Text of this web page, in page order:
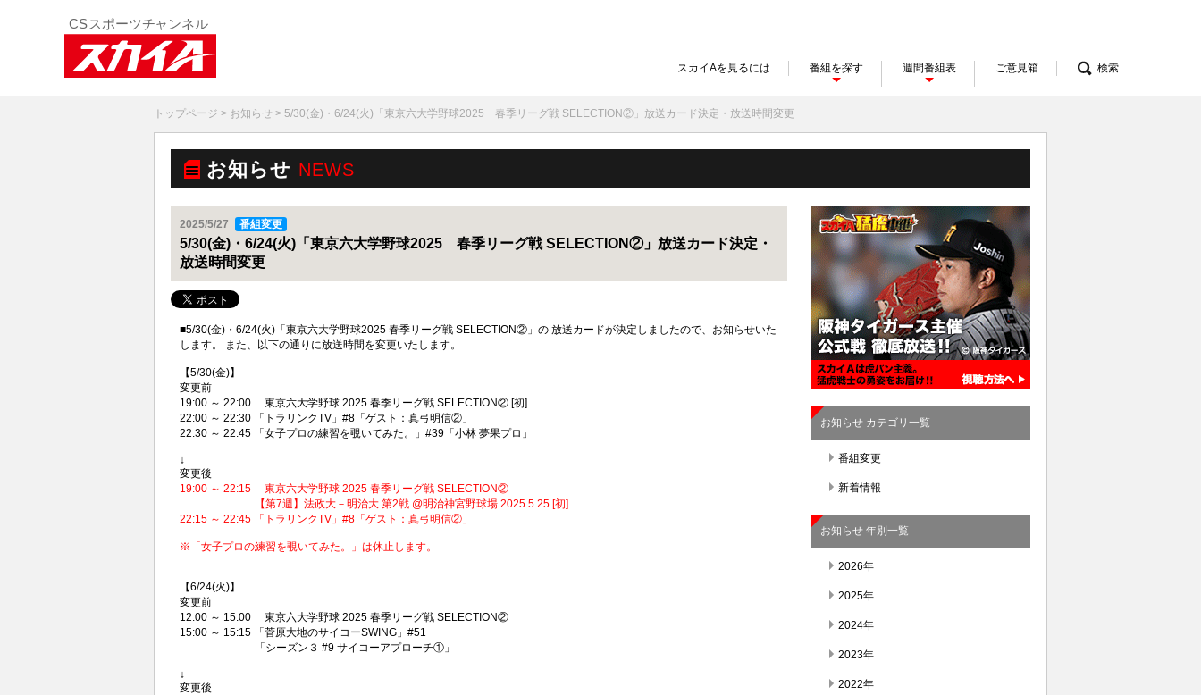
スカイAを見るには 番組を探す 週間番組表 ご意見箱 検索
トップページ > お知らせ > 5/30(金)・6/24(火)「東京六大学野球2025 春季リーグ戦 SELECTION②」放送カード決定・放送時間変更
お知らせ NEWS
2025/5/27 番組変更
5/30(金)・6/24(火)「東京六大学野球2025 春季リーグ戦 SELECTION②」放送カード決定・
放送時間変更
■5/30(金)・6/24(火)「東京六大学野球2025 春季リーグ戦 SELECTION②」の 放送カードが決定しましたので、お知らせいた
します。 また、以下の通りに放送時間を変更いたします。
【5/30(金)】
変更前
19:00 ～ 22:00 東京六大学野球 2025 春季リーグ戦 SELECTION② [初]
22:00 ～ 22:30 「トラリンクTV」#8「ゲスト：真弓明信②」
22:30 ～ 22:45 「女子プロの練習を覗いてみた。」#39「小林 夢果プロ」
↓
変更後
19:00 ～ 22:15 東京六大学野球 2025 春季リーグ戦 SELECTION②
【第7週】法政大－明治大 第2戦 @明治神宮野球場 2025.5.25 [初]
22:15 ～ 22:45 「トラリンクTV」#8「ゲスト：真弓明信②」
※「女子プロの練習を覗いてみた。」は休止します。
【6/24(火)】
変更前
12:00 ～ 15:00 東京六大学野球 2025 春季リーグ戦 SELECTION②
15:00 ～ 15:15 「菅原大地のサイコーSWING」#51
「シーズン３ #9 サイコーアプローチ①」
↓
変更後
お知らせ カテゴリ一覧
番組変更
新着情報
お知らせ 年別一覧
2026年
2025年
2024年
2023年
2022年